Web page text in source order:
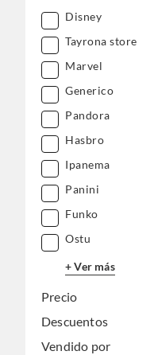
Disney
Tayrona store
Marvel
Generico
Pandora
Hasbro
Ipanema
Panini
Funko
Ostu
+ Ver más
Precio
Descuentos
Vendido por